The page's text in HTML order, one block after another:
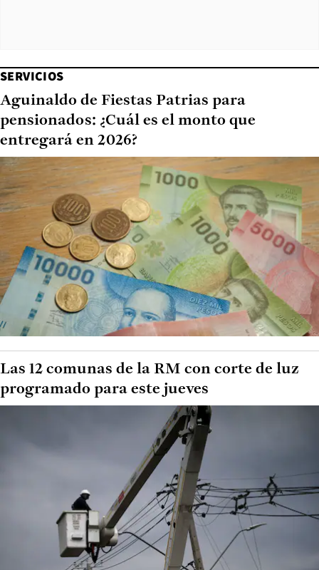
SERVICIOS
Aguinaldo de Fiestas Patrias para
pensionados: ¿Cuál es el monto que
entregará en 2026?
Las 12 comunas de la RM con corte de luz
programado para este jueves